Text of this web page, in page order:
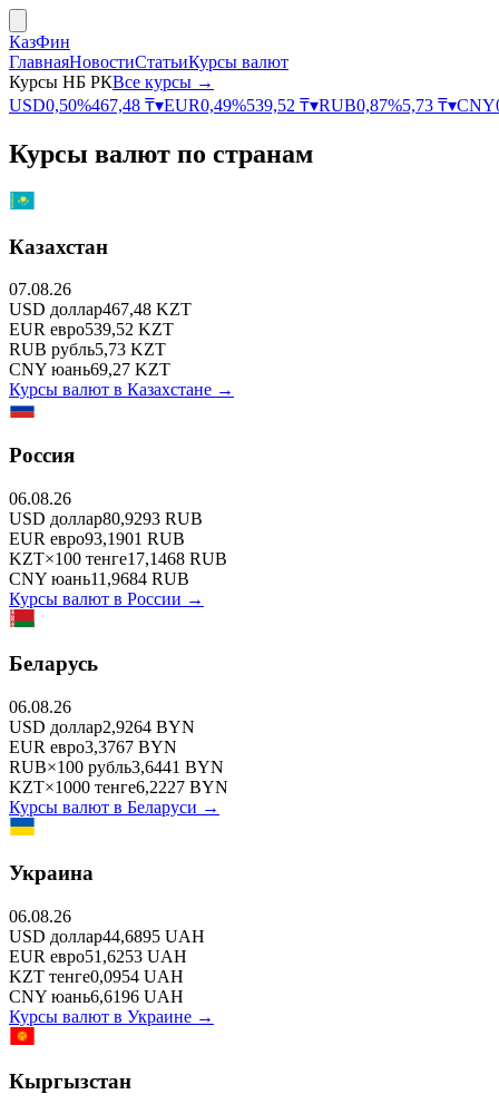
КазФин
ГлавнаяНовостиСтатьиКурсы валют
Курсы НБ РКВсе курсы →
USD0,50%467,48 ₸▾EUR0,49%539,52 ₸▾RUB0,87%5,73 ₸▾CNY
Курсы валют по странам
Казахстан
07.08.26
USD доллар467,48 KZT
EUR евро539,52 KZT
RUB рубль5,73 KZT
CNY юань69,27 KZT
Курсы валют в Казахстане →
Россия
06.08.26
USD доллар80,9293 RUB
EUR евро93,1901 RUB
KZT×100 тенге17,1468 RUB
CNY юань11,9684 RUB
Курсы валют в России →
Беларусь
06.08.26
USD доллар2,9264 BYN
EUR евро3,3767 BYN
RUB×100 рубль3,6441 BYN
KZT×1000 тенге6,2227 BYN
Курсы валют в Беларуси →
Украина
06.08.26
USD доллар44,6895 UAH
EUR евро51,6253 UAH
KZT тенге0,0954 UAH
CNY юань6,6196 UAH
Курсы валют в Украине →
Кыргызстан